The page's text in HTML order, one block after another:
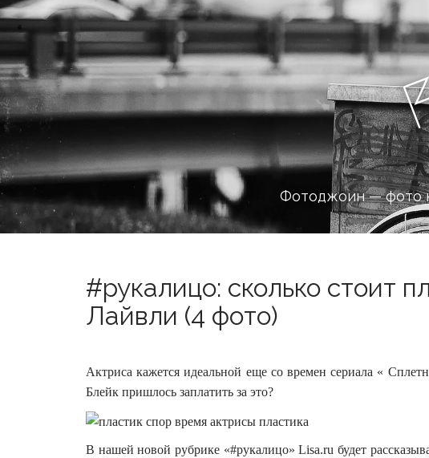
Фотоджоин — фото
#рукалицо: сколько стоит
Лайвли (4 фото)
Актриса кажется идеальной еще со времен сериала «
Блейк пришлось заплатить за это?
В нашей новой рубрике «#рукалицо» Lisa.ru будет